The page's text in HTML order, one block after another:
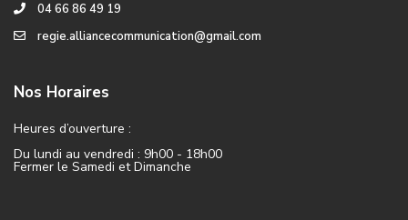
04 66 86 49 19
regie.alliancecommunication@gmail.com
Nos Horaires
Heures d’ouverture :
Du lundi au vendredi : 9h00 - 18h00
Fermer le Samedi et Dimanche